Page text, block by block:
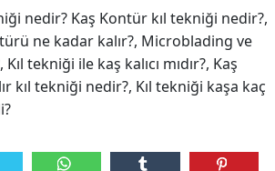
nedir? Kaş Kontür kıl tekniği nedir?,
ne kadar kalır?, Microblading ve
Kıl tekniği ile kaş kalıcı mıdır?, Kaş
kıl tekniği nedir?, Kıl tekniği kaşa kaç